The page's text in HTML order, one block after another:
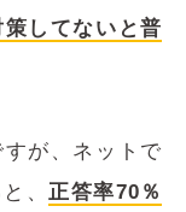
策してないと普
が、ネットで
、 正答率70％